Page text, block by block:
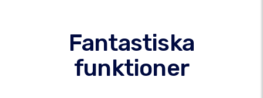
Fantastiska
funktioner